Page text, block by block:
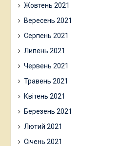
Жовтень 2021
Вересень 2021
Серпень 2021
Липень 2021
Червень 2021
Травень 2021
Квітень 2021
Березень 2021
Лютий 2021
Січень 2021